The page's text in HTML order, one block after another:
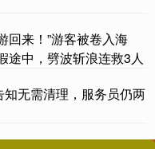
回来！”游客被卷入海
途中，劈波斩浪连救3人
无需清理，服务员仍两